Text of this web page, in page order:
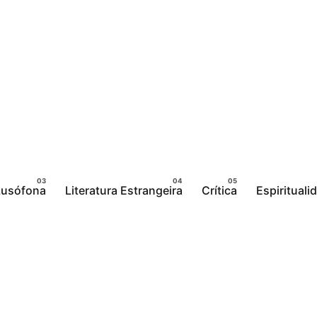
Literatura Estrangeira Crítica